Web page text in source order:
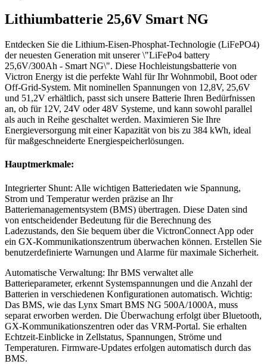
Lithiumbatterie 25,6V Smart NG
Entdecken Sie die Lithium-Eisen-Phosphat-Technologie (LiFePO4)
der neuesten Generation mit unserer \"LiFePo4 battery
25,6V/300Ah - Smart NG\". Diese Hochleistungsbatterie von
Victron Energy ist die perfekte Wahl für Ihr Wohnmobil, Boot oder
Off-Grid-System. Mit nominellen Spannungen von 12,8V, 25,6V
und 51,2V erhältlich, passt sich unsere Batterie Ihren Bedürfnissen
an, ob für 12V, 24V oder 48V Systeme, und kann sowohl parallel
als auch in Reihe geschaltet werden. Maximieren Sie Ihre
Energieversorgung mit einer Kapazität von bis zu 384 kWh, ideal
für maßgeschneiderte Energiespeicherlösungen.
Hauptmerkmale:
Integrierter Shunt: Alle wichtigen Batteriedaten wie Spannung,
Strom und Temperatur werden präzise an Ihr
Batteriemanagementsystem (BMS) übertragen. Diese Daten sind
von entscheidender Bedeutung für die Berechnung des
Ladezustands, den Sie bequem über die VictronConnect App oder
ein GX-Kommunikationszentrum überwachen können. Erstellen Sie
benutzerdefinierte Warnungen und Alarme für maximale Sicherheit.
Automatische Verwaltung: Ihr BMS verwaltet alle
Batterieparameter, erkennt Systemspannungen und die Anzahl der
Batterien in verschiedenen Konfigurationen automatisch. Wichtig:
Das BMS, wie das Lynx Smart BMS NG 500A/1000A, muss
separat erworben werden. Die Überwachung erfolgt über Bluetooth,
GX-Kommunikationszentren oder das VRM-Portal. Sie erhalten
Echtzeit-Einblicke in Zellstatus, Spannungen, Ströme und
Temperaturen. Firmware-Updates erfolgen automatisch durch das
BMS.